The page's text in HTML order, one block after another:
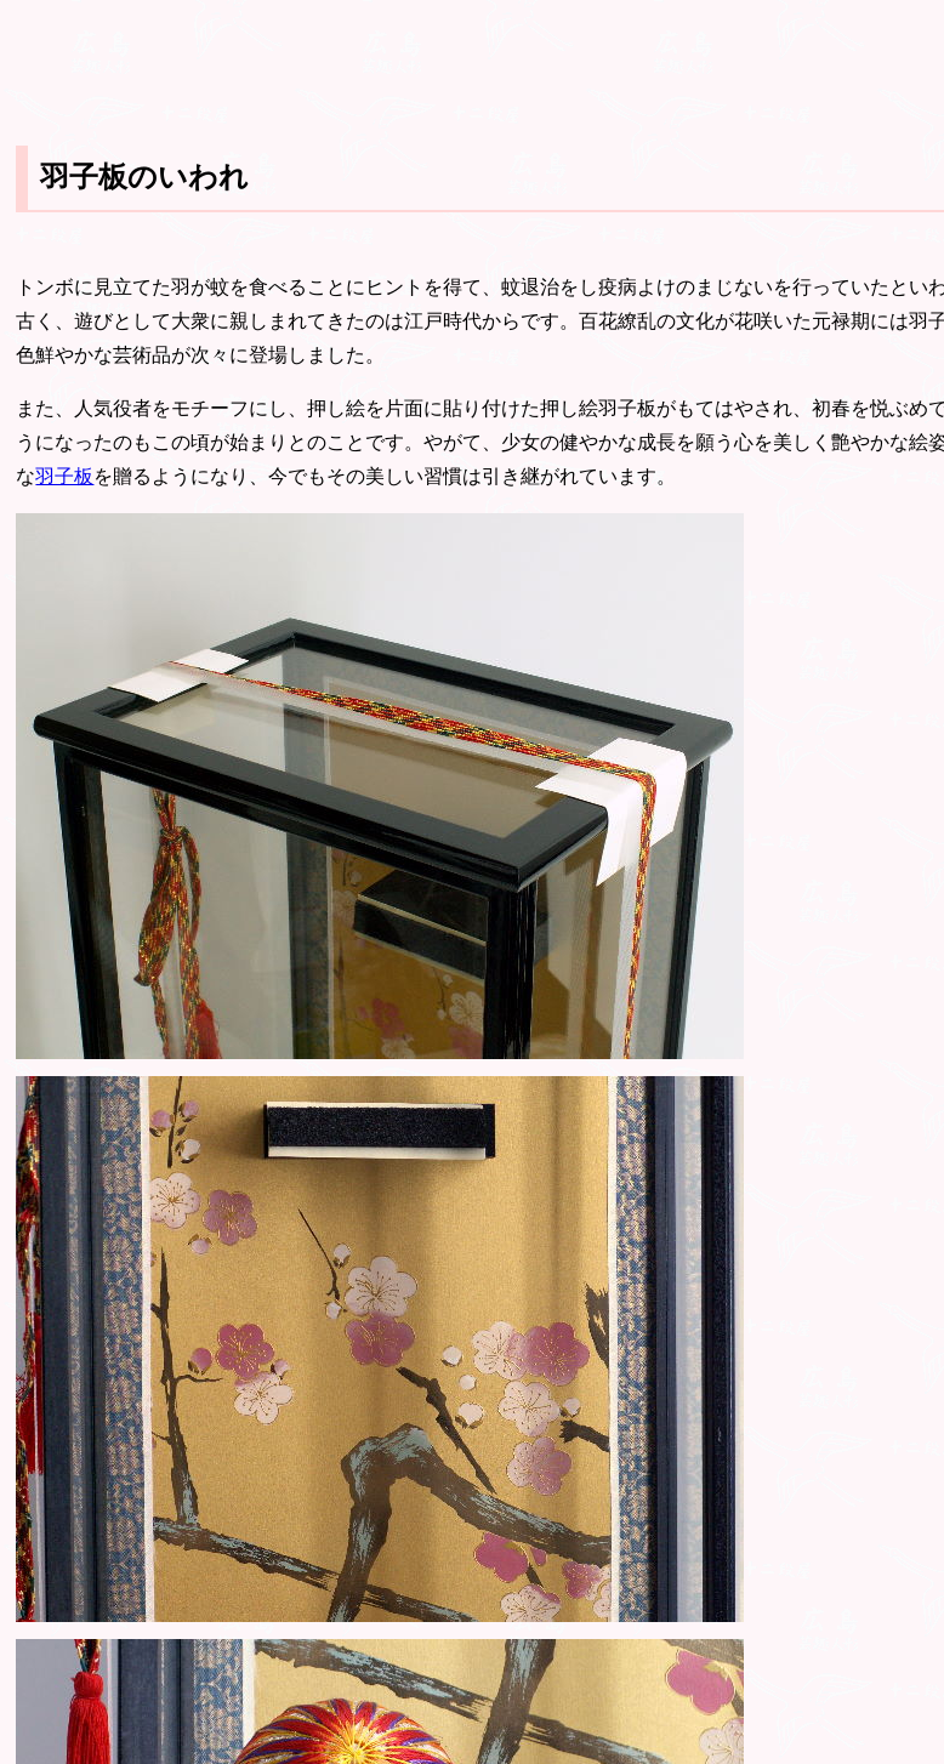
羽子板のいわれ
トンボに見立てた羽が蚊を食べることにヒントを得て、蚊退治をし疫病よけのまじないを行っていたとい
古く、遊びとして大衆に親しまれてきたのは江戸時代からです。百花繚乱の文化が花咲いた元禄期には羽
色鮮やかな芸術品が次々に登場しました。
また、人気役者をモチーフにし、押し絵を片面に貼り付けた押し絵羽子板がもてはやされ、初春を悦ぶめ
うになったのもこの頃が始まりとのことです。やがて、少女の健やかな成長を願う心を美しく艶やかな絵
な羽子板 を贈るようになり、今でもその美しい習慣は引き継がれています。